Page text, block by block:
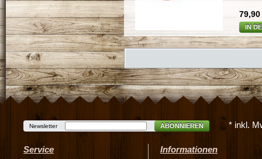
79,90
IN
Newsletter ABONNIEREN * inkl.
Service Informationen